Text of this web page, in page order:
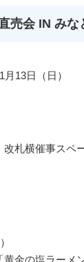
売会 IN み
13日（日）
改札横催事スペ
黄金の塩ラー